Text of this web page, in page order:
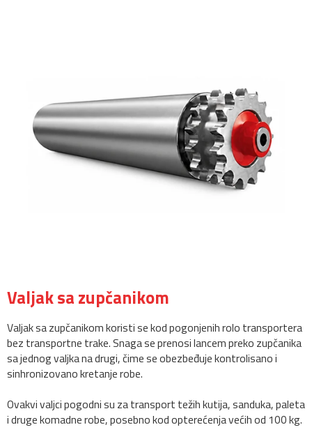
Valjak sa zupčanikom
Valjak sa zupčanikom koristi se kod pogonjenih rolo transportera
bez transportne trake. Snaga se prenosi lancem preko zupčanika
sa jednog valjka na drugi, čime se obezbeđuje kontrolisano i
sinhronizovano kretanje robe.
Ovakvi valjci pogodni su za transport težih kutija, sanduka, paleta
i druge komadne robe, posebno kod opterećenja većih od 100 kg.